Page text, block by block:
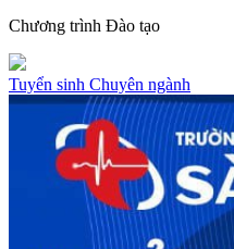
Chương trình Đào tạo
Tuyển sinh Chuyên ngành